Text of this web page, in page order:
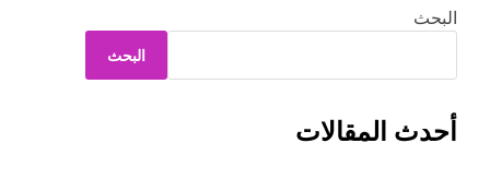
البحث
البحث
أحدث المقالات